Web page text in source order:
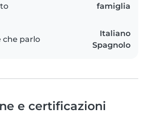
famiglia
che parlo
Italiano
Spagnolo
e certificazioni